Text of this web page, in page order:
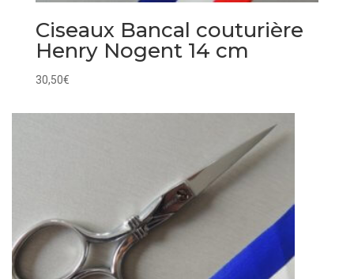
Ciseaux Bancal couturière
Henry Nogent 14 cm
30,50€